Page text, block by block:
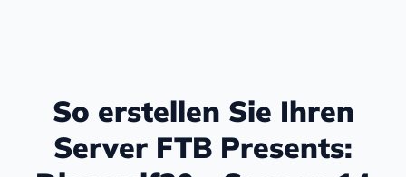
So erstellen Sie Ihren
Server FTB Presents: